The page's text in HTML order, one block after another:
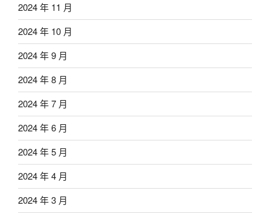
2024 年 11 月
2024 年 10 月
2024 年 9 月
2024 年 8 月
2024 年 7 月
2024 年 6 月
2024 年 5 月
2024 年 4 月
2024 年 3 月